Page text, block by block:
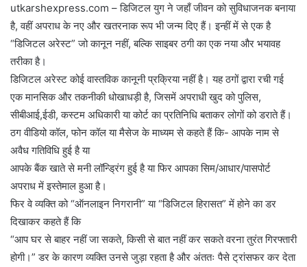
utkarshexpress.com – डिजिटल युग ने जहाँ जीवन को सुविधाजनक बनाया
है, वहीं अपराध के नए और खतरनाक रूप भी जन्म दिए हैं। इन्हीं में से एक है
“डिजिटल अरेस्ट” जो कानून नहीं, बल्कि साइबर ठगी का एक नया और भयावह
तरीका है।
डिजिटल अरेस्ट कोई वास्तविक कानूनी प्रक्रिया नहीं है। यह ठगों द्वारा रची गई
एक मानसिक और तकनीकी धोखाधड़ी है, जिसमें अपराधी खुद को पुलिस,
सीबीआई,ईडी, कस्टम अधिकारी या कोर्ट का प्रतिनिधि बताकर लोगों को डराते हैं।
ठग वीडियो कॉल, फोन कॉल या मैसेज के माध्यम से कहते हैं कि- आपके नाम से
अवैध गतिविधि हुई है या
आपके बैंक खाते से मनी लॉन्ड्रिंग हुई है या फिर आपका सिम/आधार/पासपोर्ट
अपराध में इस्तेमाल हुआ है।
फिर वे व्यक्ति को “ऑनलाइन निगरानी” या “डिजिटल हिरासत” में होने का डर
दिखाकर कहते हैं कि
“आप घर से बाहर नहीं जा सकते, किसी से बात नहीं कर सकते वरना तुरंत गिरफ्तारी
होगी।” डर के कारण व्यक्ति उनसे जुड़ा रहता है और अंततः पैसे ट्रांसफर कर देता